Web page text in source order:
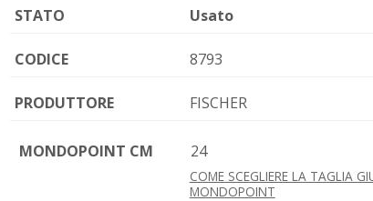
STATO Usato
CODICE 8793
PRODUTTORE FISCHER
MONDOPOINT CM 24
COME SCEGLIERE LA TAGLIA
MONDOPOINT